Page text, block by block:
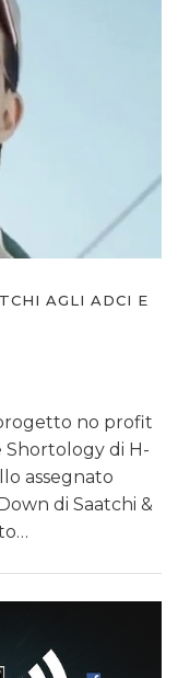
AGLI ADCI E
no profit
Shortology di H-
assegnato
di Saatchi &